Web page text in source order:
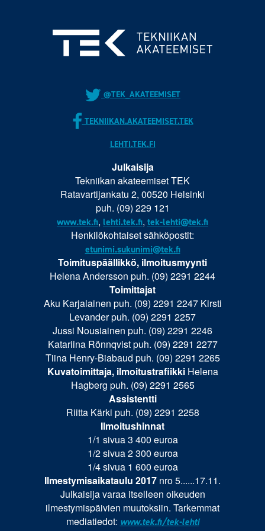
@TEK_AKATEEMISET
TEKNIIKAN.AKATEEMISET.TEK
LEHTI.TEK.FI
Julkaisija
Tekniikan akateemiset TEK
Ratavartijankatu 2, 00520 Helsinki
puh. (09) 229 121
www.tek.fi, lehti.tek.fi, tek-lehti@tek.fi
Henkilökohtaiset sähköpostit:
etunimi.sukunimi@tek.fi
Toimituspäällikkö, ilmoitusmyynti
Helena Andersson puh. (09) 2291 2244
Toimittajat
Aku Karjalainen puh. (09) 2291 2247 Kirsti
Levander puh. (09) 2291 2257
Jussi Nousiainen puh. (09) 2291 2246
Katariina Rönnqvist puh. (09) 2291 2277
Tiina Henry-Biabaud puh. (09) 2291 2265
Kuvatoimittaja, ilmoitustrafiikkiHelena
Hagberg puh. (09) 2291 2565
Assistentti
Riitta Kärki puh. (09) 2291 2258
Ilmoitushinnat
1/1 sivua 3 400 euroa
1/2 sivua 2 300 euroa
1/4 sivua 1 600 euroa
Ilmestymisaikataulu 2017 nro 5......17.11.
Julkaisija varaa itselleen oikeuden
ilmestymis­päivien muutoksiin. Tarkemmat
mediatiedot: www.tek.fi/tek-lehti